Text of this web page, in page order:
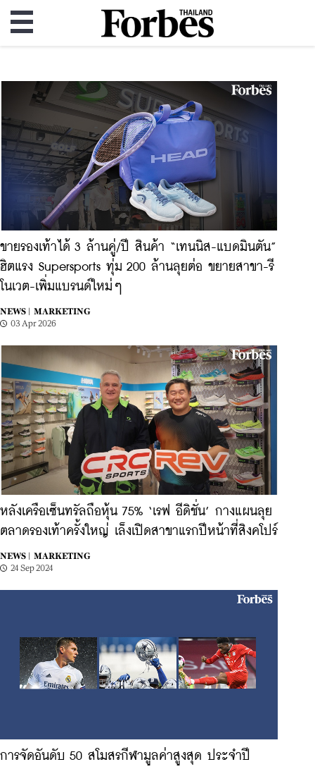
ขายรองเท้าได้ 3 ล้านคู่/ปี สินค้า “เทนนิส-แบดมินตัน”
ฮิตแรง Supersports ทุ่ม 200 ล้านลุยต่อ ขยายสาขา-รี
โนเวต-เพิ่มแบรนด์ใหม่ๆ
NEWS |
MARKETING
03 Apr 2026
หลังเครือเซ็นทรัลถือหุ้น 75% ‘เรฟ อีดิชั่น’ กางแผนลุย
ตลาดรองเท้าครั้งใหญ่ เล็งเปิดสาขาแรกปีหน้าที่สิงคโปร์
NEWS |
MARKETING
24 Sep 2024
การจัดอันดับ 50 สโมสรกีฬามูลค่าสูงสุด ประจำปี